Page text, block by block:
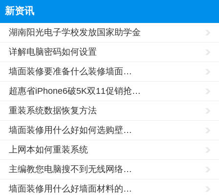
新资讯
湖南阳光电子学校发放国家助学金
详解电脑密码如何设置
墙面装修要准备什么装修墙面…
超惠省iPhone6破5K双11促销抢…
重装系统数据恢复方法
墙面装修用什么好如何选购壁…
上网本如何重装系统
主编教您电脑搜不到无线网络…
墙面装修用什么好墙面材料的…